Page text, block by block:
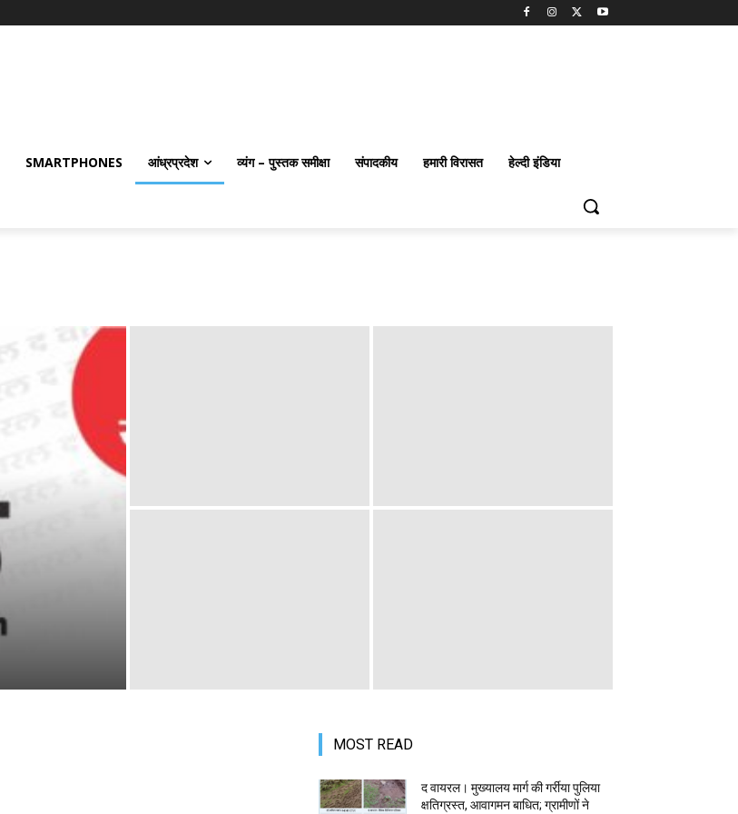
SMARTPHONES आंध्रप्रदेश व्यंग – पुस्तक समीक्षा संपादकीय हमारी विरासत हेल्दी इंडिया
MOST READ
द वायरल। मुख्यालय मार्ग की गर्रीया पुलिया
क्षतिग्रस्त, आवागमन बाधित; ग्रामीणों ने